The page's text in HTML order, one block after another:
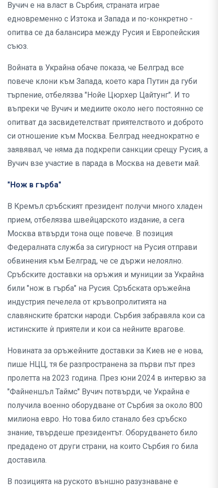
Вучич е на власт в Сърбия, страната играе
едновременно с Изтока и Запада и по-конкретно -
опитва се да балансира между Русия и Европейския
съюз.
Войната в Украйна обаче показа, че Белград все
повече клони към Запада, което кара Путин да губи
търпение, отбелязва "Нойе Цюрхер Цайтунг". И то
въпреки че Вучич и медиите около него постоянно се
опитват да засвидетелстват приятелството и доброто
си отношение към Москва. Белград нееднократно е
заявявал, че няма да подкрепи санкции срещу Русия, а
Вучич взе участие в парада в Москва на девети май.
"Нож в гърба"
В Кремъл сръбският президент получи много хладен
прием, отбелязва швейцарското издание, а сега
Москва втвърди тона още повече. В позиция
Федералната служба за сигурност на Русия отправи
обвинения към Белград, че се държи нелоялно.
Сръбските доставки на оръжия и муниции за Украйна
били "нож в гърба" на Русия. Сръбската оръжейна
индустрия печелела от кръвопролитията на
славянските братски народи. Сърбия забравяла кои са
истинските ѝ приятели и кои са нейните врагове.
Новината за оръжейните доставки за Киев не е нова,
пише НЦЦ, тя бе разпространена за първи път през
пролетта на 2023 година. През юни 2024 в интервю за
"Файненшъл Таймс" Вучич потвърди, че Украйна е
получила военно оборудване от Сърбия за около 800
милиона евро. Но това било станало без сръбско
знание, твърдеше президентът. Оборудването било
предадено от други страни, на които Сърбия го била
доставила.
В позицията на руското външно разузнаване е